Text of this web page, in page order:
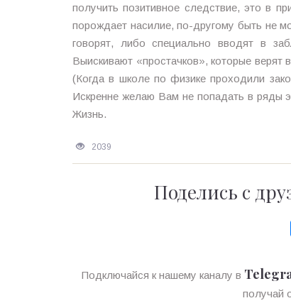
получить позитивное следствие, это в
порождает насилие, по-другому быть не
говорят, либо специально вводят в
Выискивают «простачков», которые верят
(Когда в школе по физике проходили
Искренне желаю Вам не попадать в ряды
Жизнь.
2039
Поделись с
Подключайся к нашему каналу в
получай